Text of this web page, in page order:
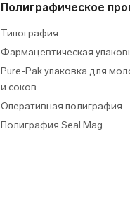
Полиграфическое
Типография
Фармацевтическая
Pure-Pak упаковка для
и соков
Оперативная полиграфия
Полиграфия Seal Mag